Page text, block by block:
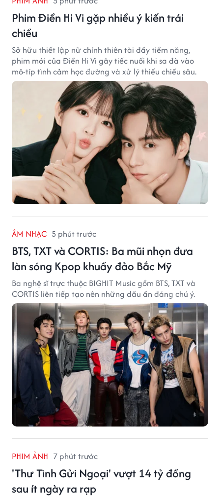
Phim Điền Hi Vi gặp nhiều ý kiến trái
chiều
Sở hữu thiết lập nữ chính thiên tài đầy tiềm năng,
phim mới của Điền Hi Vi gây tiếc nuối khi sa đà vào
mô-típ tình cảm học đường và xử lý thiếu chiều sâu.
ÂM NHẠC 5 phút trước
BTS, TXT và CORTIS: Ba mũi nhọn đưa
làn sóng Kpop khuấy đảo Bắc Mỹ
Ba nghệ sĩ trực thuộc BIGHIT Music gồm BTS, TXT và
CORTIS liên tiếp tạo nên những dấu ấn đáng chú ý.
PHIM ẢNH 7 phút trước
'Thư Tình Gửi Ngoại' vượt 14 tỷ đồng
sau ít ngày ra rạp